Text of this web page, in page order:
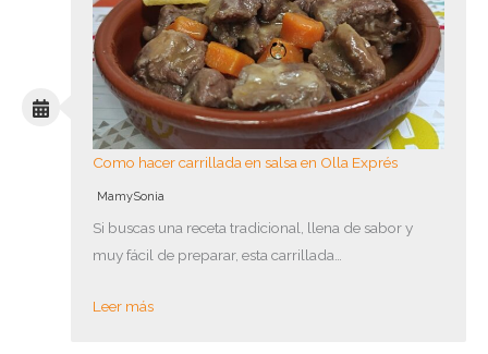
Como hacer carrillada en salsa en Olla Exprés
MamySonia
Si buscas una receta tradicional, llena de sabor y
muy fácil de preparar, esta carrillada…
Leer más